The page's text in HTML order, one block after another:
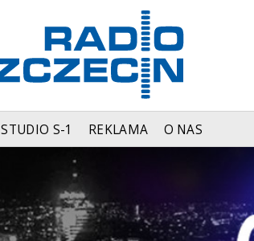
STUDIO S-1 REKLAMA O NAS